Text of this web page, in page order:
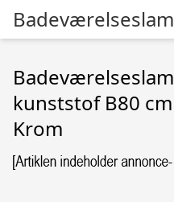
kunststof B80 cm
Krom